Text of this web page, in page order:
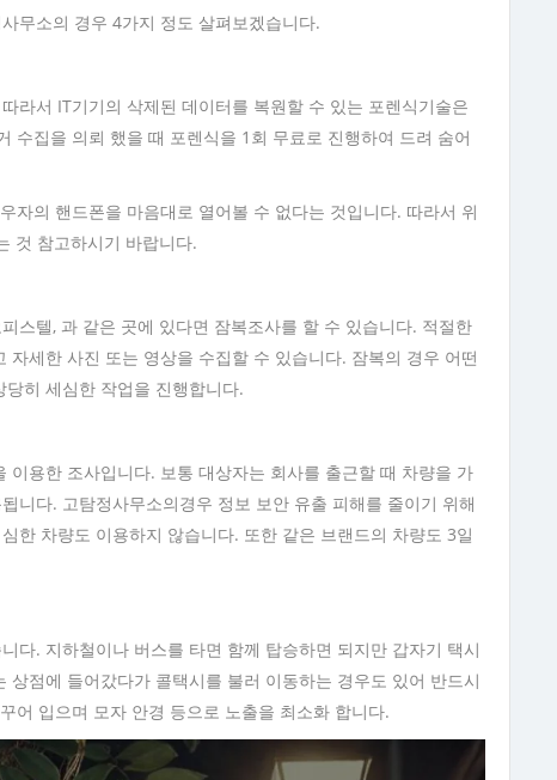
무소의 경우 4가지 정도 살펴보겠습니다.
라서 IT기기의 삭제된 데이터를 복원할 수 있는 포렌식기술은
수집을 의뢰 했을 때 포렌식을 1회 무료로 진행하여 드려 숨어
자의 핸드폰을 마음대로 열어볼 수 없다는 것입니다. 따라서 위
것 참고하시기 바랍니다.
스텔, 과 같은 곳에 있다면 잠복조사를 할 수 있습니다. 적절한
세한 사진 또는 영상을 수집할 수 있습니다. 잠복의 경우 어떤
히 세심한 작업을 진행합니다.
용한 조사입니다. 보통 대상자는 회사를 출근할 때 차량을 가
니다. 고탐정사무소의경우 정보 보안 유출 피해를 줄이기 위해
한 차량도 이용하지 않습니다. 또한 같은 브랜드의 차량도 3일
다. 지하철이나 버스를 타면 함께 탑승하면 되지만 갑자기 택시
점에 들어갔다가 콜택시를 불러 이동하는 경우도 있어 반드시
어 입으며 모자 안경 등으로 노출을 최소화 합니다.